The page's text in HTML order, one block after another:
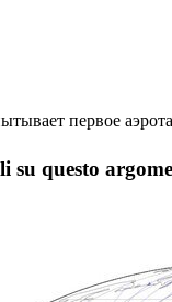
первое
su questo